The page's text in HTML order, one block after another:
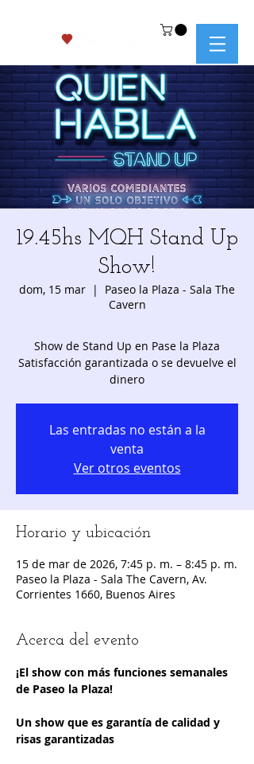
19.45hs MQH Stand Up
Show!
dom, 15 mar
  |
Paseo la Plaza - Sala The
Cavern
Show de Stand Up en Pase la Plaza
Satisfacción garantizada o se devuelve el
dinero
Las entradas no están a la
venta
Ver otros eventos
Horario y ubicación
15 de mar de 2026, 7:45 p. m. – 8:45 p. m.
Paseo la Plaza - Sala The Cavern, Av.
Corrientes 1660, Buenos Aires
Acerca del evento
¡El show con más funciones semanales
de Paseo la Plaza!
Un show que es garantía de calidad y
risas garantizadas